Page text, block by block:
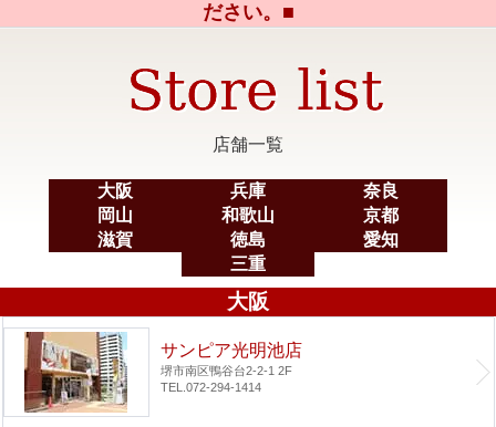
ださい。■
店舗一覧
大阪 兵庫
奈良
岡山
和歌山
京都
滋賀
徳島
愛知
三重
大阪
サンピア光明池店
堺市南区鴨谷台2-2-1 2F
TEL.072-294-1414